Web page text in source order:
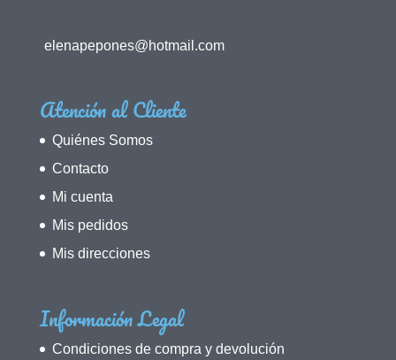
elenapepones@hotmail.com
Atención al Cliente
Quiénes Somos
Contacto
Mi cuenta
Mis pedidos
Mis direcciones
Información Legal
Condiciones de compra y devolución